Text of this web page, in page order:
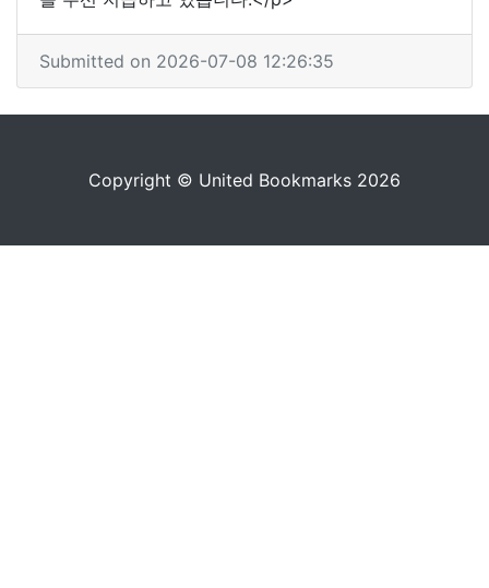
Submitted on 2026-07-08 12:26:35
Copyright © United Bookmarks 2026